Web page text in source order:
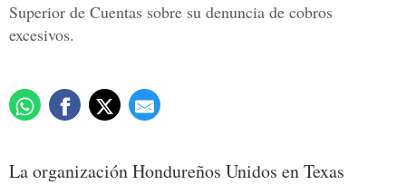
Superior de Cuentas sobre su denuncia de cobros
excesivos.
La organización Hondureños Unidos en Texas